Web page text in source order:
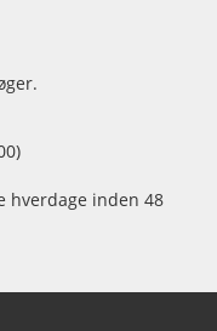
hverdage inden 48